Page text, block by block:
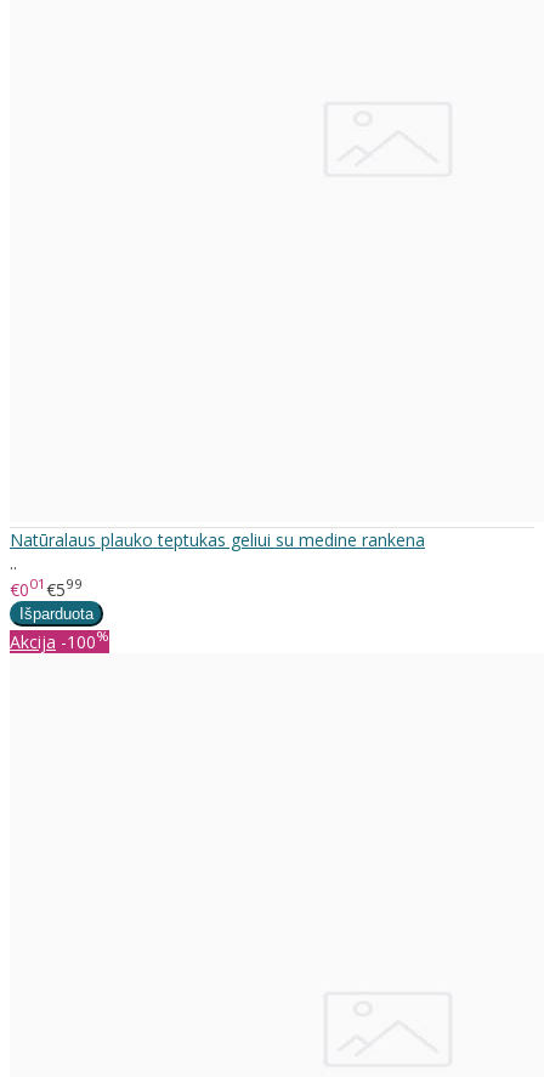
Natūralaus plauko teptukas geliui su medine rankena
..
€001 €599
Akcija -100%